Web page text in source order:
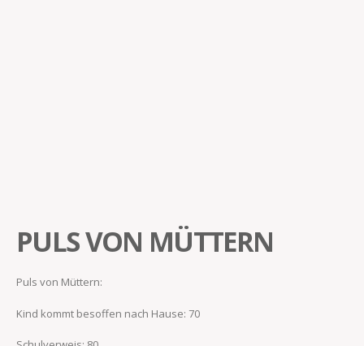
PULS VON MÜTTERN
Puls von Müttern:
Kind kommt besoffen nach Hause: 70